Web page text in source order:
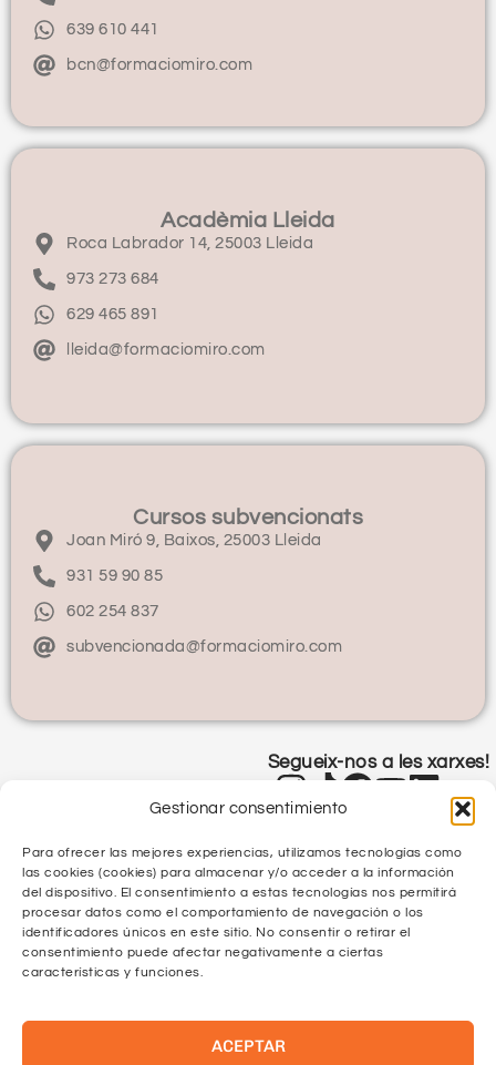
Gestionar consentimiento
Para ofrecer las mejores experiencias, utilizamos tecnologías como
las cookies (cookies) para almacenar y/o acceder a la información
del dispositivo. El consentimiento a estas tecnologías nos permitirá
procesar datos como el comportamiento de navegación o los
identificadores únicos en este sitio. No consentir o retirar el
consentimiento puede afectar negativamente a ciertas
características y funciones.
ACEPTAR
639 610 441
bcn@formaciomiro.com
Acadèmia Lleida
Roca Labrador 14, 25003 Lleida
973 273 684
629 465 891
lleida@formaciomiro.com
Cursos subvencionats
Joan Miró 9, Baixos, 25003 Lleida
931 59 90 85
602 254 837
subvencionada@formaciomiro.com
Segueix-nos a les xarxes!
Política de Privacitat
Política de Qualitat
Protecció de Dades